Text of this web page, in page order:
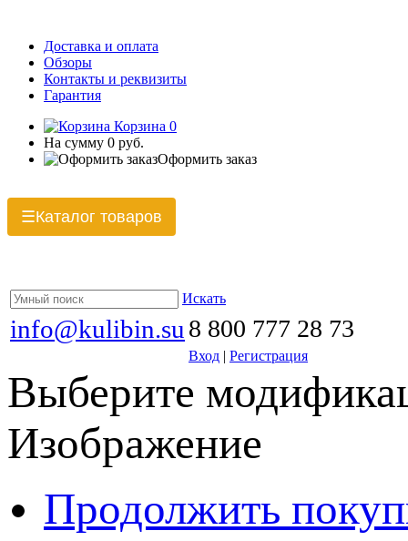
Доставка и оплата
Обзоры
Контакты и реквизиты
Гарантия
Корзина 0
На сумму 0 руб.
Оформить заказ
☰Каталог товаров
Искать
info@kulibin.su 8 800 777 28 73
Вход | Регистрация
Выберите
Изображение
Продолжить